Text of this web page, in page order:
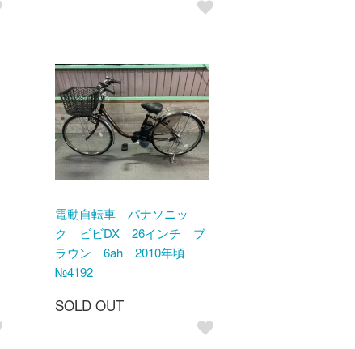
電動自転車 パナソニッ
ク ビビDX 26インチ ブ
ラウン 6ah 2010年頃
№4192
SOLD OUT